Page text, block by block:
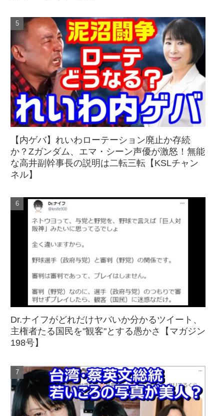
【内ゲバ】れいわローテーション廃止か存続
か？Zガンダム、エマ・シーン声優が激怒！無能
な高井副幹事長の説明は二転三転【KSLチャン
ネル】
Dr.ナイフがどれだけヤバいか分かるツイート、
主権者たる国民を"観客"とする愚かさ【マガジン
198号】